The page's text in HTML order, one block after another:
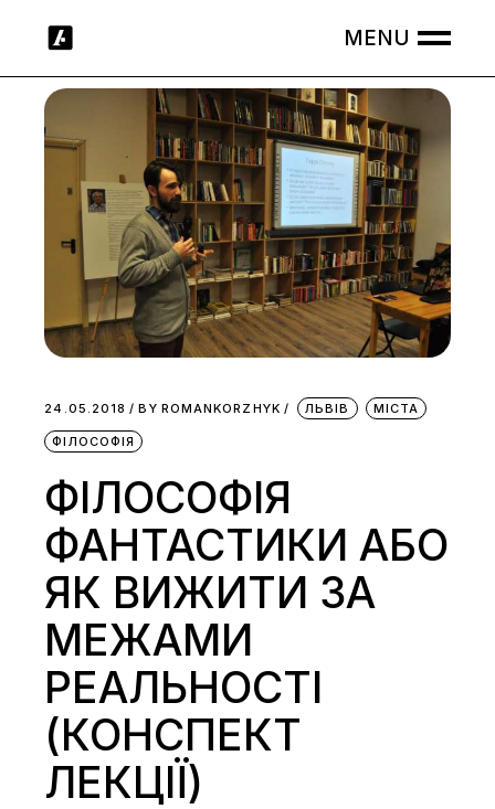
24.05.2018 BY ROMANKORZHYK ЛЬВІВ МІСТА
ФІЛОСОФІЯ
ФІЛОСОФІЯ
ФАНТАСТИКИ АБО
ЯК ВИЖИТИ ЗА
МЕЖАМИ
РЕАЛЬНОСТІ
(КОНСПЕКТ
ЛЕКЦІЇ)